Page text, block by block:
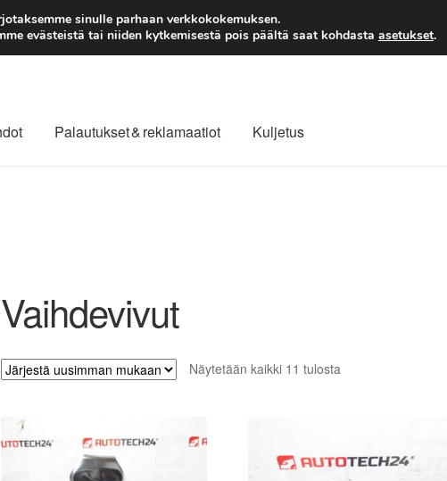
TOIMITUS alkaen 7 EUR
Palautukset & reklamaatiot Kuljetus
Vaihdevivut
Näytetään kaikki 11 tulostaSorted
sinulle parhaan verkkokokemuksen.
evästeistä tai niiden kytkemisestä pois päältä saat kohdasta asetukset.